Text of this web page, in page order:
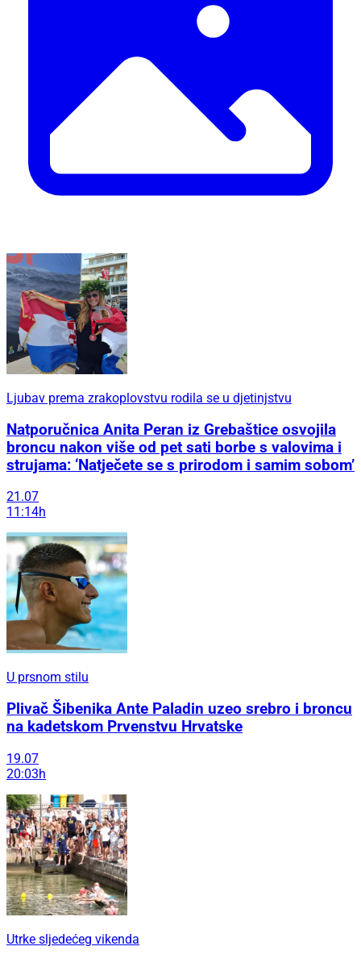
Ljubav prema zrakoplovstvu rodila se u djetinjstvu
Natporučnica Anita Peran iz Grebaštice osvojila
broncu nakon više od pet sati borbe s valovima i
strujama: ‘Natječete se s prirodom i samim sobom’
21.07
11:14h
U prsnom stilu
Plivač Šibenika Ante Paladin uzeo srebro i broncu
na kadetskom Prvenstvu Hrvatske
19.07
20:03h
Utrke sljedećeg vikenda